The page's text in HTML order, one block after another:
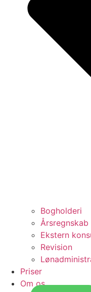
Bogholderi
Årsregnskab
Ekstern
Revision
Priser
Om os